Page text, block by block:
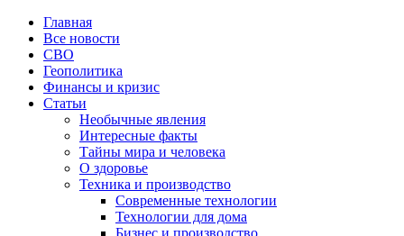
Главная
Все новости
СВО
Геополитика
Финансы и кризис
Статьи
Необычные явления
Интересные факты
Тайны мира и человека
О здоровье
Техника и производство
Современные технологии
Технологии для дома
Бизнес и производство